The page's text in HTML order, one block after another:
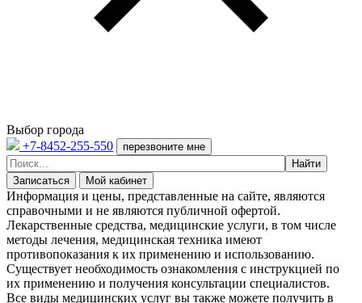
Выбор города
+7-8452-255-550
перезвоните мне
Записаться Мой кабинет
Информация и цены, представленные на сайте, являются
справочными и не являются публичной офертой.
Лекарственные средства, медицинские услуги, в том числе
методы лечения, медицинская техника имеют
противопоказания к их применению и использованию.
Существует необходимость ознакомления с инструкцией по
их применению и получения консультации специалистов.
Все виды медицинских услуг вы также можете получить в